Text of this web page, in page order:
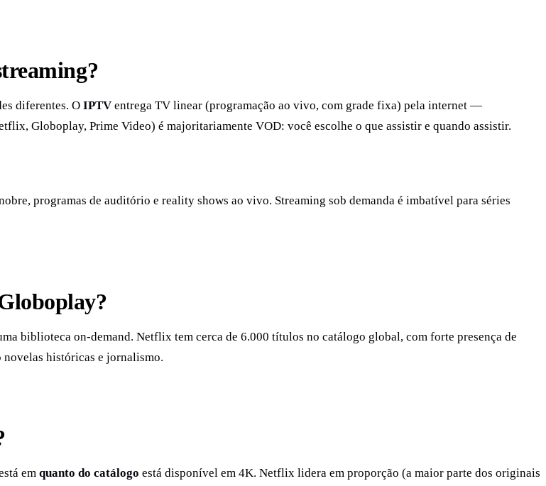
diferentes. O IPTV entrega TV linear (programação ao vivo, com grade fixa) pela internet —
Globoplay, Prime Video) é majoritariamente VOD: você escolhe o que assistir e quando assistir.
programas de auditório e reality shows ao vivo. Streaming sob demanda é imbatível para séries
biblioteca on-demand. Netflix tem cerca de 6.000 títulos no catálogo global, com forte presença de
históricas e jornalismo.
em quanto do catálogo está disponível em 4K. Netflix lidera em proporção (a maior parte dos originais